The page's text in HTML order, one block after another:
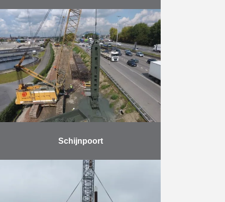
Kuilen in de bodem van de
Oosterschelde bedreigden de
veiligheid en stabiliteit van de
Oosterscheldekering. Om die reden
kreeg Herbosch-Kiere de opdracht
om de kuilen …
Meer
Schijnpoort
Uitvoeren van diepwanden met een
dikte van 1,20 meter en een diepte
van ca. 41 meter, over een lengte
van ca. 300 meter